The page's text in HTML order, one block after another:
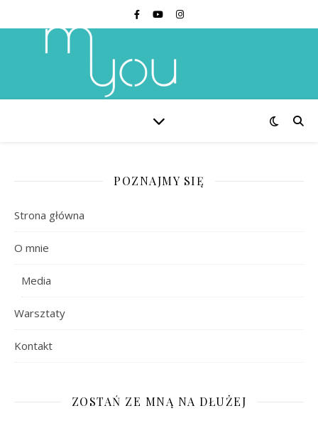
POZNAJMY SIĘ
Strona główna
O mnie
Media
Warsztaty
Kontakt
ZOSTAŃ ZE MNĄ NA DŁUŻEJ